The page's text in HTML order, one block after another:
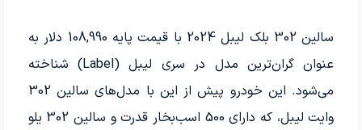
سالین 302 بلک لیبل 2024 با قیمت پایه 108,990 دلار به
عنوان گران‌ترین مدل در سری لیبل (Label) شناخته
می‌شود. این خودرو پیش از این با مدل‌های سالین 302
وایت لیبل، که دارای 500 اسب‌بخار قدرت و سالین 302 یلو